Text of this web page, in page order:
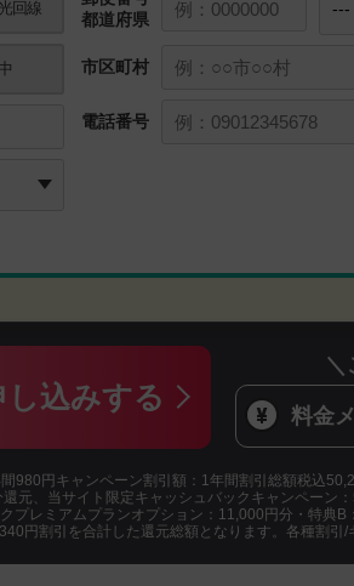
込みする
＼
料金
980円キャンペーン割引額：1年間割引総額税込
元、当サイト限定キャッシュバックキャンペーン
プレミアムプランオプション：11,000円分・特典
円割引を合計した還元総額となります。各種割引/